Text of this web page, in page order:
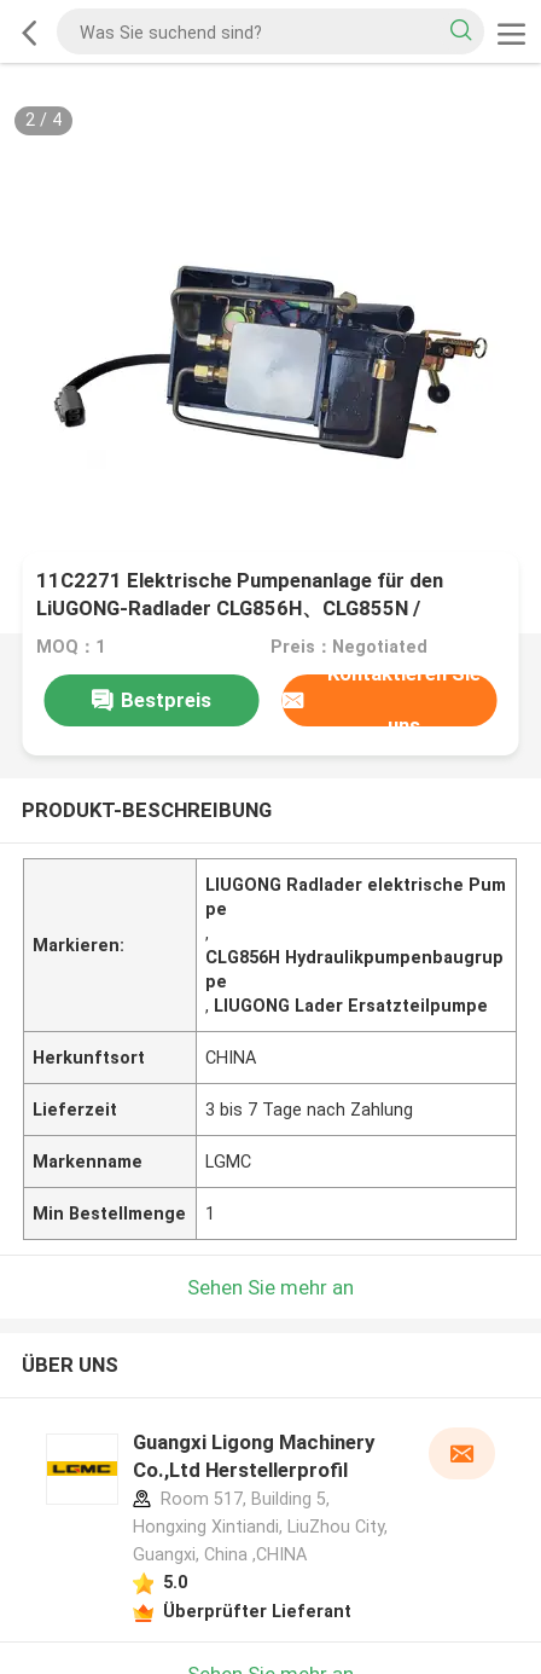
2/ 4
11C2271 Elektrische Pumpenanlage für den
LiUGONG-Radlader CLG856H、CLG855N /
CLG855H、CLG862H、CLG870H、CLG50CN、
MOQ：1 Preis：Negotiated
Bestpreis
Kontaktieren Sie
uns
PRODUKT-BESCHREIBUNG
Markieren:
LIUGONG Radlader elektrische Pum
pe
,
CLG856H Hydraulikpumpenbaugrup
pe
, LIUGONG Lader Ersatzteilpumpe
Herkunftsort CHINA
Lieferzeit 3 bis 7 Tage nach Zahlung
Markenname LGMC
Min Bestellmenge 1
Sehen Sie mehr an
ÜBER UNS
Guangxi Ligong Machinery
Co.,Ltd Herstellerprofil
Room 517, Building 5,
Hongxing Xintiandi, LiuZhou City,
Guangxi, China ,CHINA
5.0
Überprüfter Lieferant